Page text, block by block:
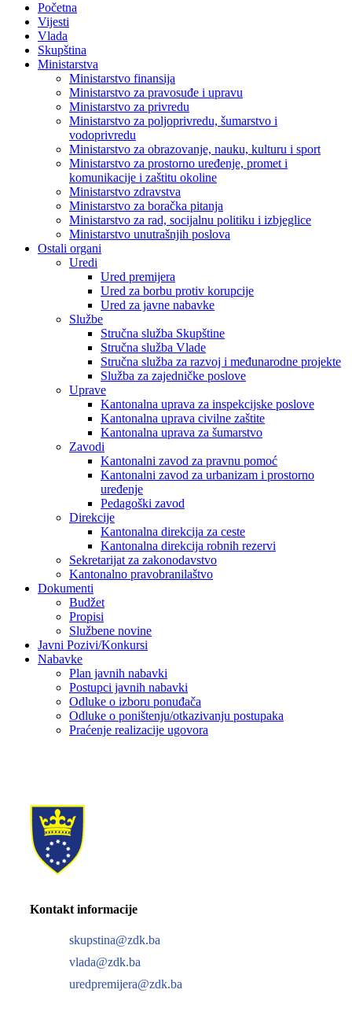
Početna
Vijesti
Vlada
Skupština
Ministarstva
Ministarstvo finansija
Ministarstvo za pravosuđe i upravu
Ministarstvo za privredu
Ministarstvo za poljoprivredu, šumarstvo i
vodoprivredu
Ministarstvo za obrazovanje, nauku, kulturu i sport
Ministarstvo za prostorno uređenje, promet i
komunikacije i zaštitu okoline
Ministarstvo zdravstva
Ministarstvo za boračka pitanja
Ministarstvo za rad, socijalnu politiku i izbjeglice
Ministarstvo unutrašnjih poslova
Ostali organi
Uredi
Ured premijera
Ured za borbu protiv korupcije
Ured za javne nabavke
Službe
Stručna služba Skupštine
Stručna služba Vlade
Stručna služba za razvoj i međunarodne projekte
Služba za zajedničke poslove
Uprave
Kantonalna uprava za inspekcijske poslove
Kantonalna uprava civilne zaštite
Kantonalna uprava za šumarstvo
Zavodi
Kantonalni zavod za pravnu pomoć
Kantonalni zavod za urbanizam i prostorno
uređenje
Pedagoški zavod
Direkcije
Kantonalna direkcija za ceste
Kantonalna direkcija robnih rezervi
Sekretarijat za zakonodavstvo
Kantonalno pravobranilaštvo
Dokumenti
Budžet
Propisi
Službene novine
Javni Pozivi/Konkursi
Nabavke
Plan javnih nabavki
Postupci javnih nabavki
Odluke o izboru ponuđača
Odluke o poništenju/otkazivanju postupaka
Praćenje realizacije ugovora
Kontakt informacije
skupstina@zdk.ba
vlada@zdk.ba
uredpremijera@zdk.ba